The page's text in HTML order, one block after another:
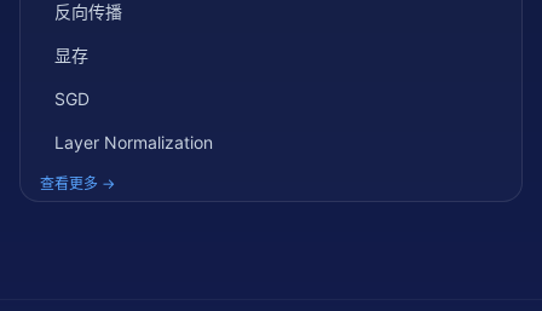
反向传播
显存
SGD
Layer Normalization
查看更多 →